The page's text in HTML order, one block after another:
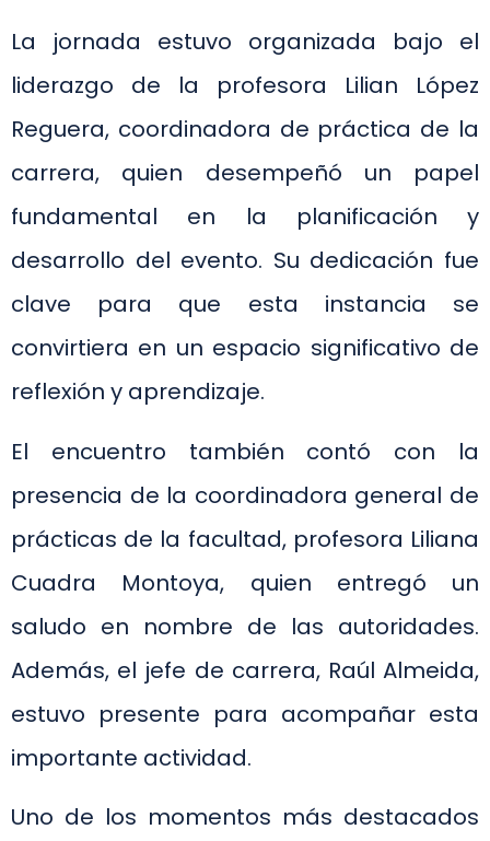
La jornada estuvo organizada bajo el
liderazgo de la profesora Lilian López
Reguera, coordinadora de práctica de la
carrera, quien desempeñó un papel
fundamental en la planificación y
desarrollo del evento. Su dedicación fue
clave para que esta instancia se
convirtiera en un espacio significativo de
reflexión y aprendizaje.
El encuentro también contó con la
presencia de la coordinadora general de
prácticas de la facultad, profesora Liliana
Cuadra Montoya, quien entregó un
saludo en nombre de las autoridades.
Además, el jefe de carrera, Raúl Almeida,
estuvo presente para acompañar esta
importante actividad.
Uno de los momentos más destacados